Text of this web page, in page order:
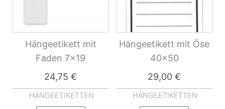
Hängeetikett mit
Faden 7×19
24,75€
HÄNGEETIKETTEN
Hängeetikett mit Öse
40×50
29,00€
HÄNGEETIKETTEN